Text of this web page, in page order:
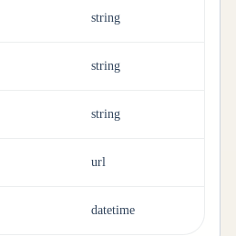
string
string
string
url
datetime